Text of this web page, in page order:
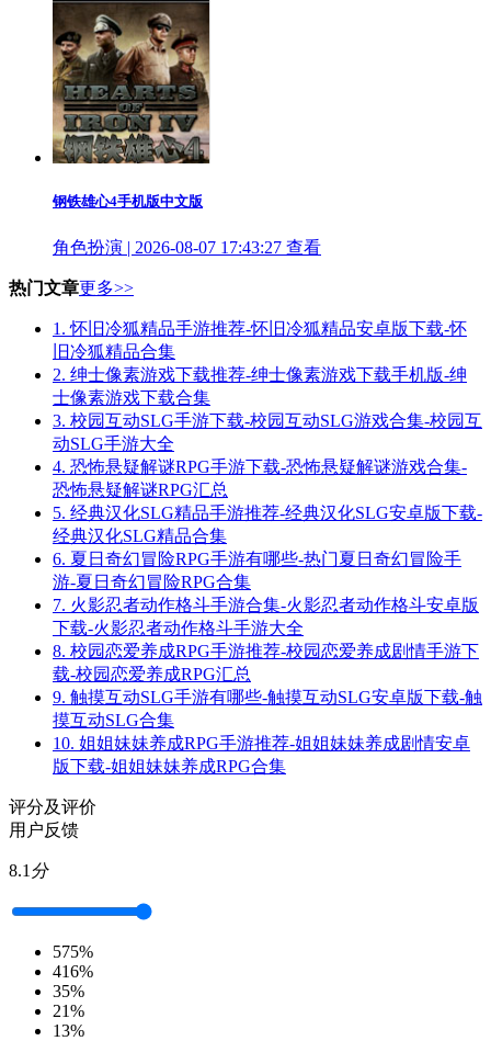
钢铁雄心4手机版中文版
角色扮演 | 2026-08-07 17:43:27 查看
热门文章更多>>
1. 怀旧冷狐精品手游推荐-怀旧冷狐精品安卓版下载-怀
旧冷狐精品合集
2. 绅士像素游戏下载推荐-绅士像素游戏下载手机版-绅
士像素游戏下载合集
3. 校园互动SLG手游下载-校园互动SLG游戏合集-校园互
动SLG手游大全
4. 恐怖悬疑解谜RPG手游下载-恐怖悬疑解谜游戏合集-
恐怖悬疑解谜RPG汇总
5. 经典汉化SLG精品手游推荐-经典汉化SLG安卓版下载-
经典汉化SLG精品合集
6. 夏日奇幻冒险RPG手游有哪些-热门夏日奇幻冒险手
游-夏日奇幻冒险RPG合集
7. 火影忍者动作格斗手游合集-火影忍者动作格斗安卓版
下载-火影忍者动作格斗手游大全
8. 校园恋爱养成RPG手游推荐-校园恋爱养成剧情手游下
载-校园恋爱养成RPG汇总
9. 触摸互动SLG手游有哪些-触摸互动SLG安卓版下载-触
摸互动SLG合集
10. 姐姐妹妹养成RPG手游推荐-姐姐妹妹养成剧情安卓
版下载-姐姐妹妹养成RPG合集
评分及评价
用户反馈
8.1 分
575%
416%
35%
21%
13%